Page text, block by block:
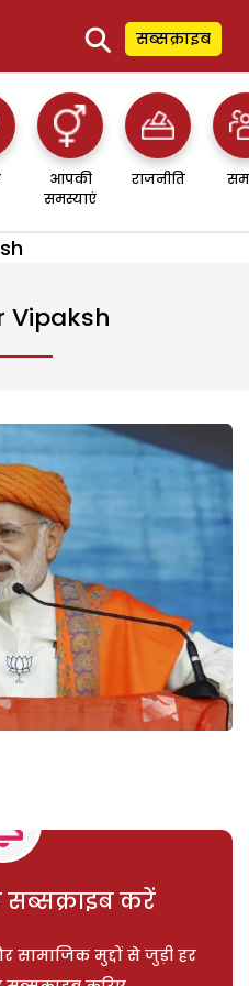
⚲ सब्सक्राइब
आपकी
समस्याएं
राजनीति
Vipaksh
सब्सक्राइब करें
सामाजिक मुद्दों से जुड़ी हर